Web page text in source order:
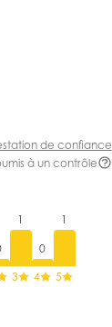
de confiance
à un contrôle
1
3
0
4
1
5